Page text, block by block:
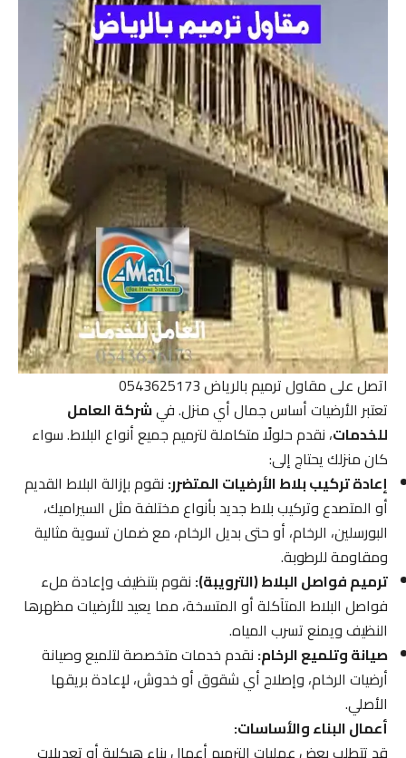
اتصل على مقاول ترميم بالرياض 0543625173
تعتبر الأرضيات أساس جمال أي منزل. فيشركة العامل
للخدمات، نقدم حلولًا متكاملة لترميم جميع أنواع البلاط. سواء
كان منزلك يحتاج إلى:
إعادة تركيب بلاط الأرضيات المتضرر:نقوم بإزالة البلاط القديم
أو المتصدع وتركيب بلاط جديد بأنواع مختلفة مثل السيراميك،
البورسلين، الرخام، أو حتى بديل الرخام، مع ضمان تسوية مثالية
ومقاومة للرطوبة.
ترميم فواصل البلاط (الترويبة):نقوم بتنظيف وإعادة ملء
فواصل البلاط المتآكلة أو المتسخة، مما يعيد للأرضيات مظهرها
النظيف ويمنع تسرب المياه.
صيانة وتلميع الرخام:نقدم خدمات متخصصة لتلميع وصيانة
أرضيات الرخام، وإصلاح أي شقوق أو خدوش، لإعادة بريقها
الأصلي.
أعمال البناء والأساسات:
قد تتطلب بعض عمليات الترميم أعمال بناء هيكلية أو تعديلات